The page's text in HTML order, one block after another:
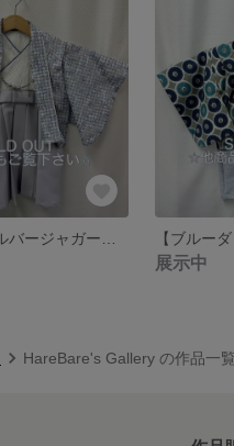
展示中
HareBare's Gallery の作品一覧